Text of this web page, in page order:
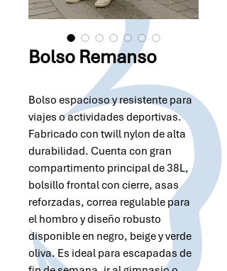
Bolso Remanso
Bolso espacioso y resistente para
viajes o actividades deportivas.
Fabricado con twill nylon de alta
durabilidad. Cuenta con gran
compartimento principal de 38L,
bolsillo frontal con cierre, asas
reforzadas, correa regulable para
el hombro y diseño robusto
disponible en negro, beige y verde
oliva. Es ideal para escapadas de